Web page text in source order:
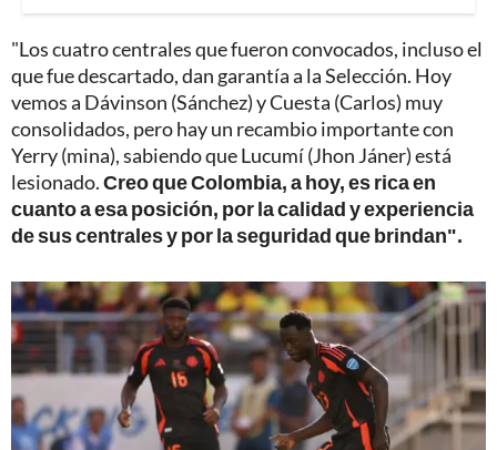
"Los cuatro centrales que fueron convocados, incluso el
que fue descartado, dan garantía a la Selección. Hoy
vemos a Dávinson (Sánchez) y Cuesta (Carlos) muy
consolidados, pero hay un recambio importante con
Yerry (mina), sabiendo que Lucumí (Jhon Jáner) está
lesionado.Creo que Colombia, a hoy, es rica en
cuanto a esa posición, por la calidad y experiencia
de sus centrales y por la seguridad que brindan".